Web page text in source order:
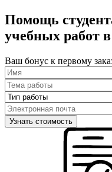
Помощь
учебных работ
Ваш бонус к первому